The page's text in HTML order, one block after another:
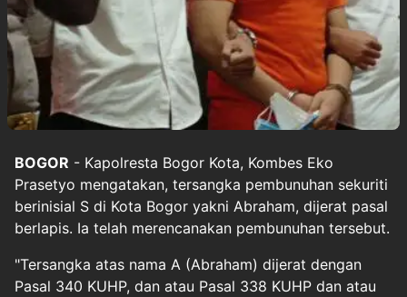
BOGOR - Kapolresta Bogor Kota, Kombes Eko
Prasetyo mengatakan, tersangka pembunuhan sekuriti
berinisial S di Kota Bogor yakni Abraham, dijerat pasal
berlapis. Ia telah merencanakan pembunuhan tersebut.
"Tersangka atas nama A (Abraham) dijerat dengan
Pasal 340 KUHP, dan atau Pasal 338 KUHP dan atau